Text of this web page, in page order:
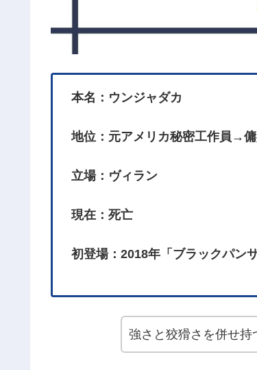
本名：ウンジャダカ
地位：元アメリカ秘密工作員→
立場：ヴィラン
現在：死亡
初登場：2018年「ブラックパン
強さと狡猾さを併せ持